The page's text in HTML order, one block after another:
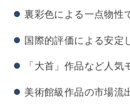
裏彩色による一点物性
国際的評価による安定
「大首」作品など人気
美術館級作品の市場流